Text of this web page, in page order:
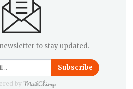
to stay updated.
Subscribe
by